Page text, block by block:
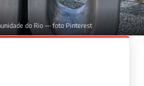
do Rio — foto Pinterest